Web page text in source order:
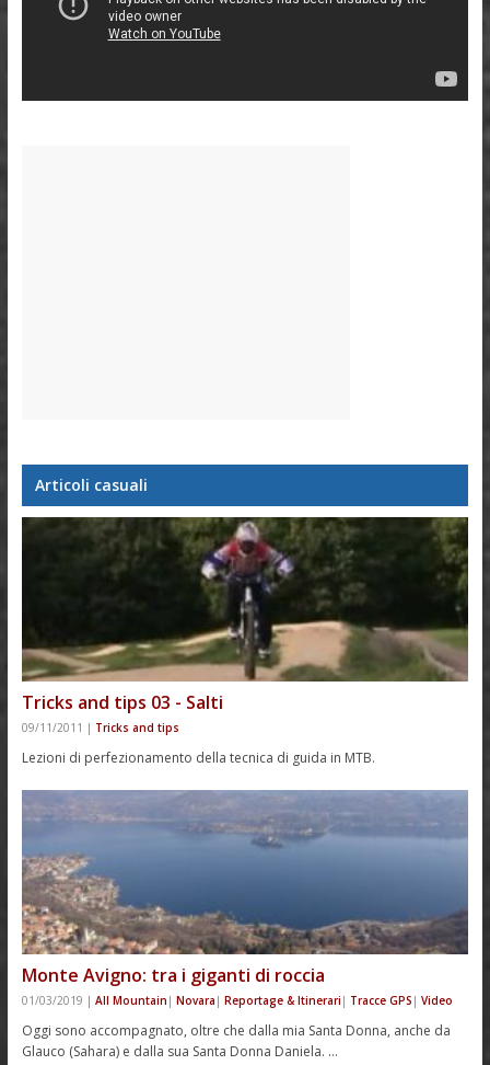
Articoli casuali
Tricks and tips 03 - Salti
09/11/2011 | Tricks and tips
Lezioni di perfezionamento della tecnica di guida in MTB.
Monte Avigno: tra i giganti di roccia
01/03/2019 | All Mountain | Novara | Reportage & Itinerari | Tracce GPS | Video
Oggi sono accompagnato, oltre che dalla mia Santa Donna, anche da
Glauco (Sahara) e dalla sua Santa Donna Daniela. …